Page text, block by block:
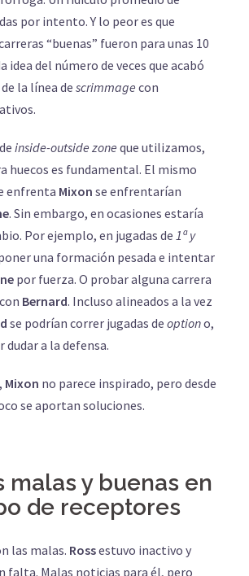
por intento. Y lo peor es que
“buenas” fueron para unas 10
idea del número de veces que acabó
la línea de scrimmage con
inside-outside zone que utilizamos,
huecos es fundamental. El mismo
enfrenta Mixon se enfrentarían
. Sin embargo, en ocasiones estaría
Por ejemplo, en jugadas de 1ª y
una formación pesada e intentar
por fuerza. O probar alguna carrera
Bernard. Incluso alineados a la vez
se podrían correr jugadas de optiono,
dudar a la defensa.
Mixon no parece inspirado, pero desde
se aportan soluciones.
malas y buenas en
de receptores
las malas. Rossestuvo inactivo y
falta. Malas noticias para él, pero